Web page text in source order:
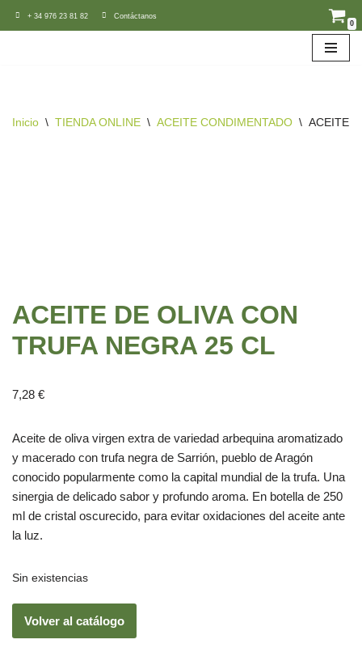
+ 34 976 23 81 82
Contáctanos
0
Inicio \ TIENDA ONLINE \ ACEITE CONDIMENTADO \ ACEITE
ACEITE DE OLIVA CON
TRUFA NEGRA 25 CL
7,28 €
Aceite de oliva virgen extra de variedad arbequina aromatizado
y macerado con trufa negra de Sarrión, pueblo de Aragón
conocido popularmente como la capital mundial de la trufa. Una
sinergia de delicado sabor y profundo aroma. En botella de 250
ml de cristal oscurecido, para evitar oxidaciones del aceite ante
la luz.
Sin existencias
Volver al catálogo